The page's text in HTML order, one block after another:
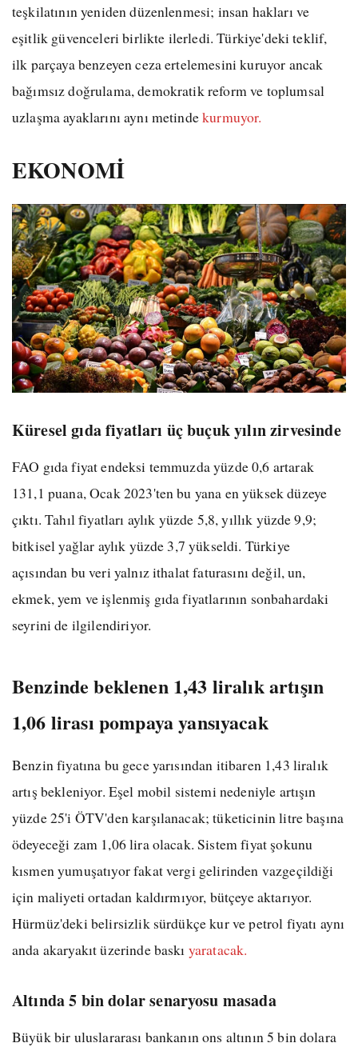
teşkilatının yeniden düzenlenmesi; insan hakları ve
eşitlik güvenceleri birlikte ilerledi. Türkiye'deki teklif,
ilk parçaya benzeyen ceza ertelemesini kuruyor ancak
bağımsız doğrulama, demokratik reform ve toplumsal
uzlaşma ayaklarını aynı metindekurmuyor.
EKONOMİ
Küresel gıda fiyatları üç buçuk yılın zirvesinde
FAO gıda fiyat endeksi temmuzda yüzde 0,6 artarak
131,1 puana, Ocak 2023'ten bu yana en yüksek düzeye
çıktı. Tahıl fiyatları aylık yüzde 5,8, yıllık yüzde 9,9;
bitkisel yağlar aylık yüzde 3,7 yükseldi. Türkiye
açısından bu veri yalnız ithalat faturasını değil, un,
ekmek, yem ve işlenmiş gıda fiyatlarının sonbahardaki
seyrini de ilgilendiriyor.
Benzinde beklenen 1,43 liralık artışın
1,06 lirası pompaya yansıyacak
Benzin fiyatına bu gece yarısından itibaren 1,43 liralık
artış bekleniyor. Eşel mobil sistemi nedeniyle artışın
yüzde 25'i ÖTV'den karşılanacak; tüketicinin litre başına
ödeyeceği zam 1,06 lira olacak. Sistem fiyat şokunu
kısmen yumuşatıyor fakat vergi gelirinden vazgeçildiği
için maliyeti ortadan kaldırmıyor, bütçeye aktarıyor.
Hürmüz'deki belirsizlik sürdükçe kur ve petrol fiyatı aynı
anda akaryakıt üzerinde baskı yaratacak.
Altında 5 bin dolar senaryosu masada
Büyük bir uluslararası bankanın ons altının 5 bin dolara